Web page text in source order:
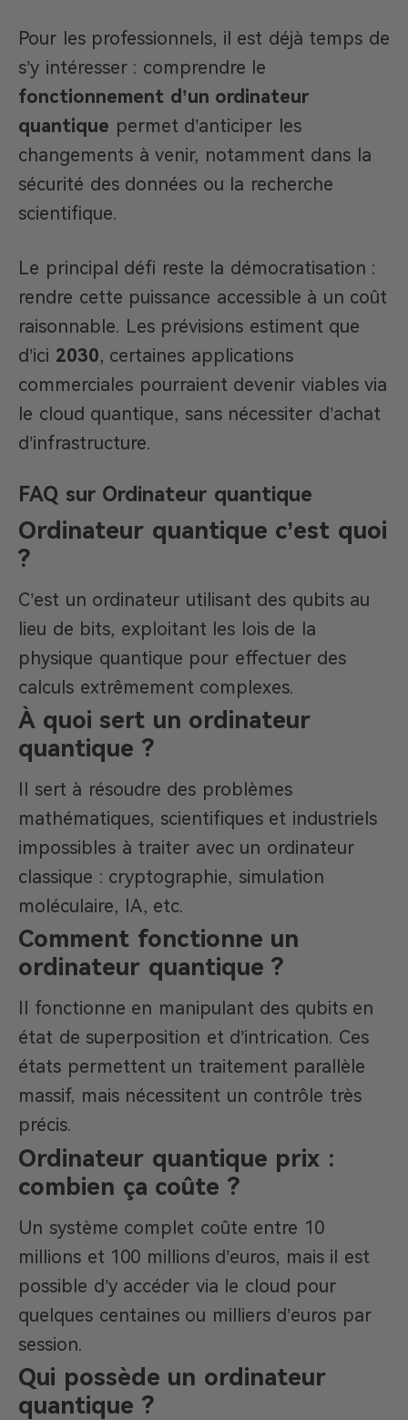
Pour les professionnels, il est déjà temps de
s’y intéresser : comprendre le
fonctionnement d’un ordinateur
quantique permet d’anticiper les
changements à venir, notamment dans la
sécurité des données ou la recherche
scientifique.
Le principal défi reste la démocratisation :
rendre cette puissance accessible à un coût
raisonnable. Les prévisions estiment que
d’ici 2030, certaines applications
commerciales pourraient devenir viables via
le cloud quantique, sans nécessiter d’achat
d’infrastructure.
FAQ sur Ordinateur quantique
Ordinateur quantique c’est quoi
?
C’est un ordinateur utilisant des qubits au
lieu de bits, exploitant les lois de la
physique quantique pour effectuer des
calculs extrêmement complexes.
À quoi sert un ordinateur
quantique ?
Il sert à résoudre des problèmes
mathématiques, scientifiques et industriels
impossibles à traiter avec un ordinateur
classique : cryptographie, simulation
moléculaire, IA, etc.
Comment fonctionne un
ordinateur quantique ?
Il fonctionne en manipulant des qubits en
état de superposition et d’intrication. Ces
états permettent un traitement parallèle
massif, mais nécessitent un contrôle très
précis.
Ordinateur quantique prix :
combien ça coûte ?
Un système complet coûte entre 10
millions et 100 millions d’euros, mais il est
possible d’y accéder via le cloud pour
quelques centaines ou milliers d’euros par
session.
Qui possède un ordinateur
quantique ?